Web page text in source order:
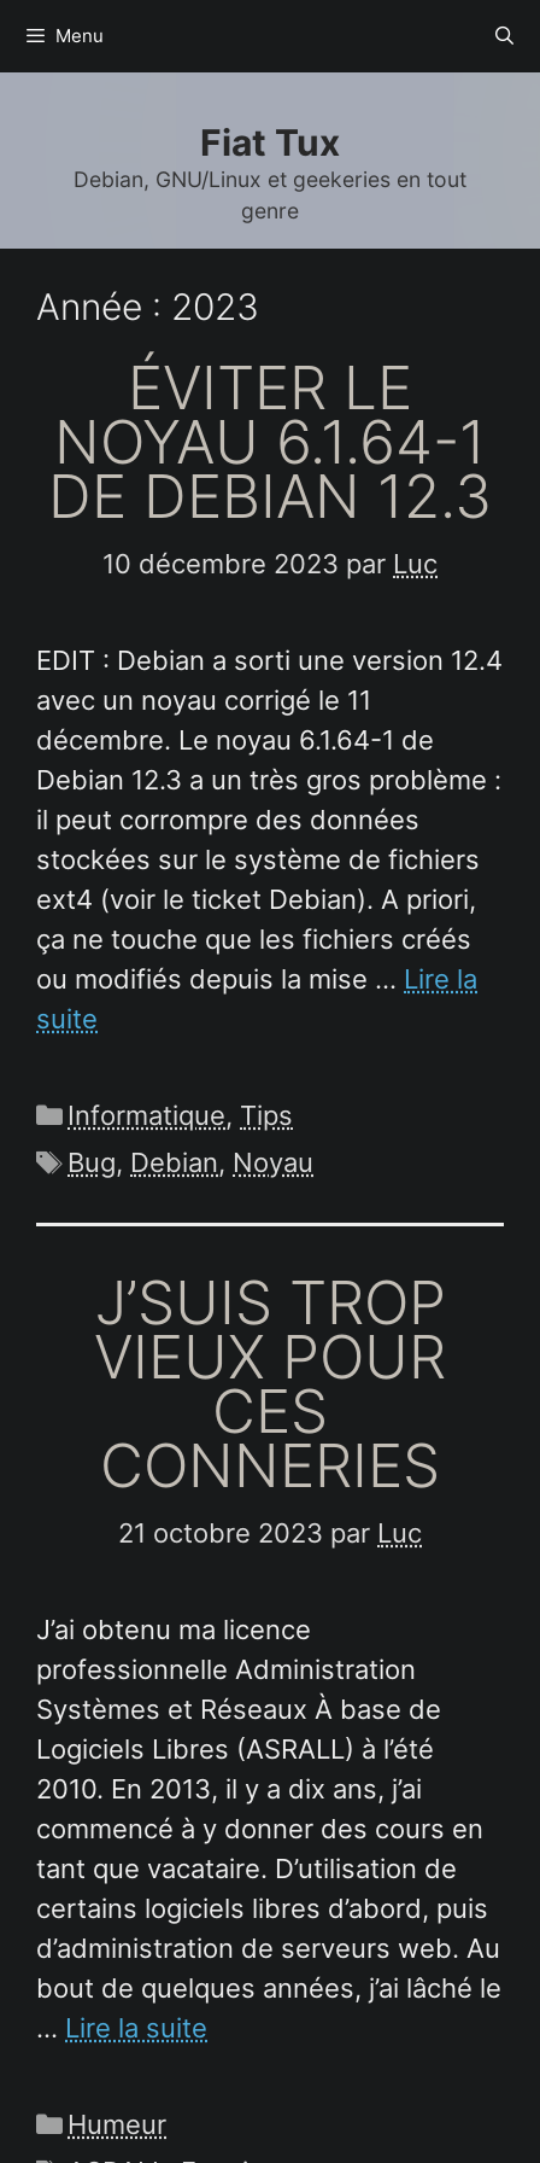
Menu
Fiat Tux
Debian, GNU/Linux et geekeries en tout
genre
Année : 2023
ÉVITER LE
NOYAU 6.1.64-1
DE DEBIAN 12.3
10 décembre 2023 par Luc
EDIT : Debian a sorti une version 12.4
avec un noyau corrigé le 11
décembre. Le noyau 6.1.64-1 de
Debian 12.3 a un très gros problème :
il peut corrompre des données
stockées sur le système de fichiers
ext4 (voir le ticket Debian). A priori,
ça ne touche que les fichiers créés
ou modifiés depuis la mise … Lire la
suite
Catégories
Informatique, Tips
Étiquettes
Bug, Debian, Noyau
J’SUIS TROP
VIEUX POUR
CES
CONNERIES
21 octobre 2023 par Luc
J’ai obtenu ma licence
professionnelle Administration
Systèmes et Réseaux À base de
Logiciels Libres (ASRALL) à l’été
2010. En 2013, il y a dix ans, j’ai
commencé à y donner des cours en
tant que vacataire. D’utilisation de
certains logiciels libres d’abord, puis
d’administration de serveurs web. Au
bout de quelques années, j’ai lâché le
… Lire la suite
Catégories
Humeur